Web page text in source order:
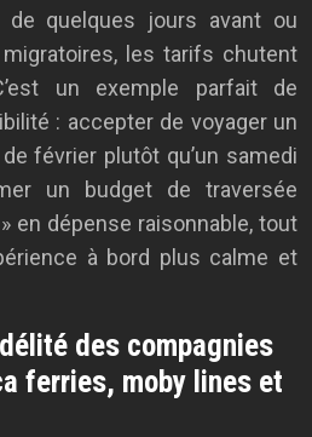
de quelques jours avant ou
les tarifs chutent
un exemple parfait de
: accepter de voyager un
février plutôt qu’un samedi
un budget de traversée
en dépense raisonnable, tout
à bord plus calme et
des compagnies
ferries, moby lines et